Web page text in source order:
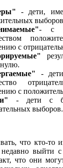
- дети,
- с
с
-
с
- дети с
выборов.
что кто-то
выйти с
что они